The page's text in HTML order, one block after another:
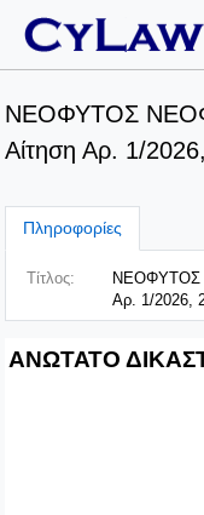
ΝΕΟΦΥΤΟΣ
Αίτηση Αρ. 1/
Πληροφορίες
Τίτλος:
ΝΕΟΦΥΤΟΣ
Αρ. 1/2026,
ΑΝΩΤΑΤΟ